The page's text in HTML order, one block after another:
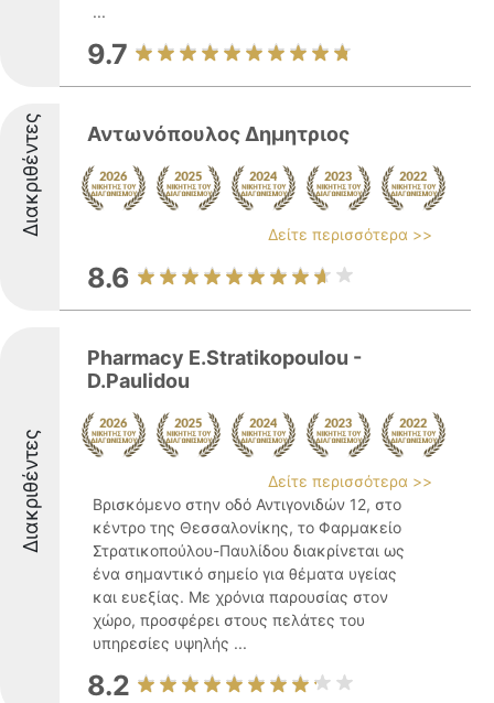
...
9.7
Διακριθέντες Αντωνόπουλος Δημητριος
Δείτε περισσότερα >>
8.6
Διακριθέντες
Pharmacy E.Stratikopoulou -
D.Paulidou
Δείτε περισσότερα >>
Βρισκόμενο στην οδό Αντιγονιδών 12, στο
κέντρο της Θεσσαλονίκης, το Φαρμακείο
Στρατικοπούλου-Παυλίδου διακρίνεται ως
ένα σημαντικό σημείο για θέματα υγείας
και ευεξίας. Με χρόνια παρουσίας στον
χώρο, προσφέρει στους πελάτες του
υπηρεσίες υψηλής ...
8.2